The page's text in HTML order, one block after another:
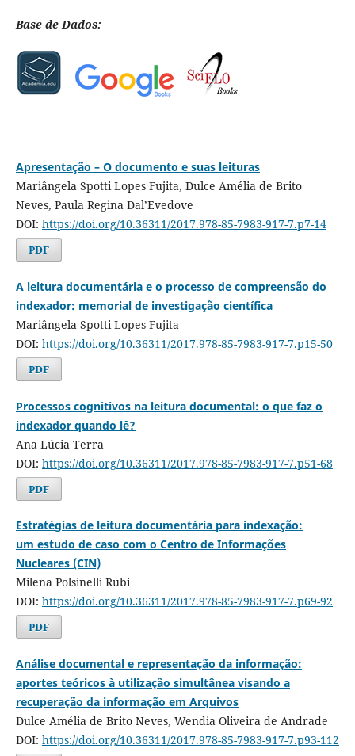
Base de Dados:
Apresentação – O documento e suas leituras
Mariângela Spotti Lopes Fujita, Dulce Amélia de Brito
Neves, Paula Regina Dal’Evedove
DOI: https://doi.org/10.36311/2017.978-85-7983-917-7.p7-14
PDF
A leitura documentária e o processo de compreensão do
indexador: memorial de investigação científica
Mariângela Spotti Lopes Fujita
DOI: https://doi.org/10.36311/2017.978-85-7983-917-7.p15-50
PDF
Processos cognitivos na leitura documental: o que faz o
indexador quando lê?
Ana Lúcia Terra
DOI: https://doi.org/10.36311/2017.978-85-7983-917-7.p51-68
PDF
Estratégias de leitura documentária para indexação:
um estudo de caso com o Centro de Informações
Nucleares (CIN)
Milena Polsinelli Rubi
DOI: https://doi.org/10.36311/2017.978-85-7983-917-7.p69-92
PDF
Análise documental e representação da informação:
aportes teóricos à utilização simultânea visando a
recuperação da informação em Arquivos
Dulce Amélia de Brito Neves, Wendia Oliveira de Andrade
DOI: https://doi.org/10.36311/2017.978-85-7983-917-7.p93-112